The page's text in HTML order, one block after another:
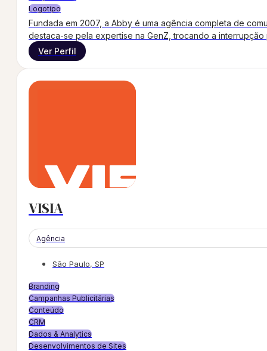
Logotipo
Fundada em 2007, a Abby é uma agência completa de
destaca-se pela expertise na GenZ, trocando a
Ver Perfil
VISIA
Agência
São Paulo, SP
Branding
Campanhas Publicitárias
Conteúdo
CRM
Dados & Analytics
Desenvolvimentos de Sites